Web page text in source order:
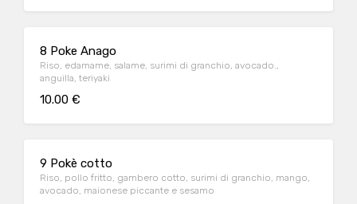
8 Poke Anago
Riso, edamame, salame, surimi di granchio, avocado.,
anguilla, teriyaki
10.00 €
9 Pokè cotto
Riso, pollo fritto, gambero cotto, surimi di granchio, mango,
avocado, maionese piccante e sesamo